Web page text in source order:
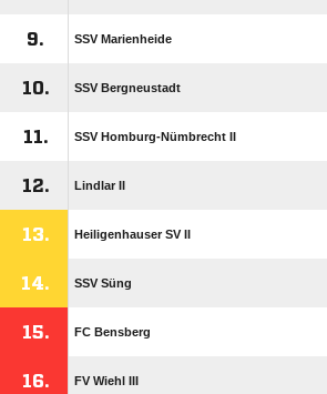
9. SSV Marienheide
10. SSV Bergneustadt
11. SSV Homburg-Nümbrecht II
12. Lindlar II
13. Heiligenhauser SV II
14. SSV Süng
15. FC Bensberg
16. FV Wiehl III